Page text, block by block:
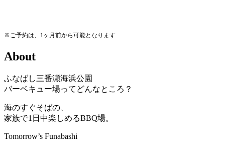
※ご予約は、1ヶ月前から可能となります
About
ふなばし三番瀬海浜公園
バーベキュー場ってどんなところ？
海のすぐそばの、
家族で1日中楽しめるBBQ場。
Tomorrow’s Funabashi